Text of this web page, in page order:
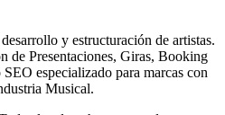
y estructuración de artistas.
de Presentaciones, Giras, Booking
especializado para marcas con
Musical.